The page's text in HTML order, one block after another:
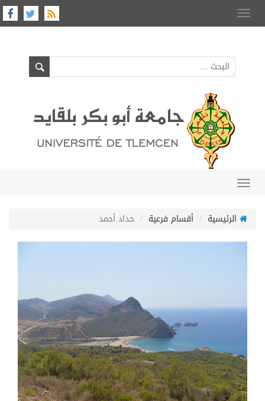
Toggle
navigation
Toggle
الرئيسية
أقسام فرعية حداد أحمد